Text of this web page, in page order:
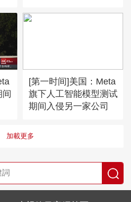
间
[第一时间]美国：Meta
旗下人工智能模型测试
期间入侵另一家公司
加載更多